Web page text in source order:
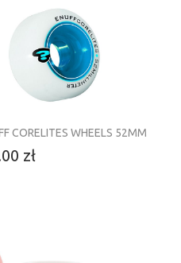
CORELITES WHEELS 52MM
zł